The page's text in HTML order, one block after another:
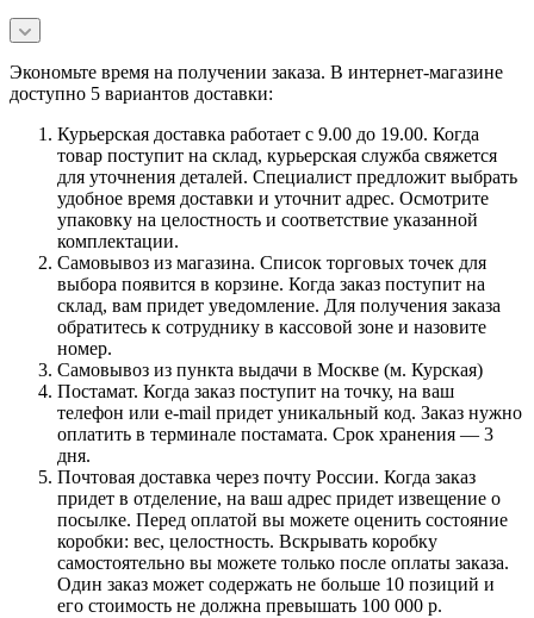
Экономьте время на получении заказа. В интернет-магазине
доступно 5 вариантов доставки:
Курьерская доставка работает с 9.00 до 19.00. Когда
товар поступит на склад, курьерская служба свяжется
для уточнения деталей. Специалист предложит выбрать
удобное время доставки и уточнит адрес. Осмотрите
упаковку на целостность и соответствие указанной
комплектации.
Самовывоз из магазина. Список торговых точек для
выбора появится в корзине. Когда заказ поступит на
склад, вам придет уведомление. Для получения заказа
обратитесь к сотруднику в кассовой зоне и назовите
номер.
Самовывоз из пункта выдачи в Москве (м. Курская)
Постамат. Когда заказ поступит на точку, на ваш
телефон или e-mail придет уникальный код. Заказ нужно
оплатить в терминале постамата. Срок хранения — 3
дня.
Почтовая доставка через почту России. Когда заказ
придет в отделение, на ваш адрес придет извещение о
посылке. Перед оплатой вы можете оценить состояние
коробки: вес, целостность. Вскрывать коробку
самостоятельно вы можете только после оплаты заказа.
Один заказ может содержать не больше 10 позиций и
его стоимость не должна превышать 100 000 р.